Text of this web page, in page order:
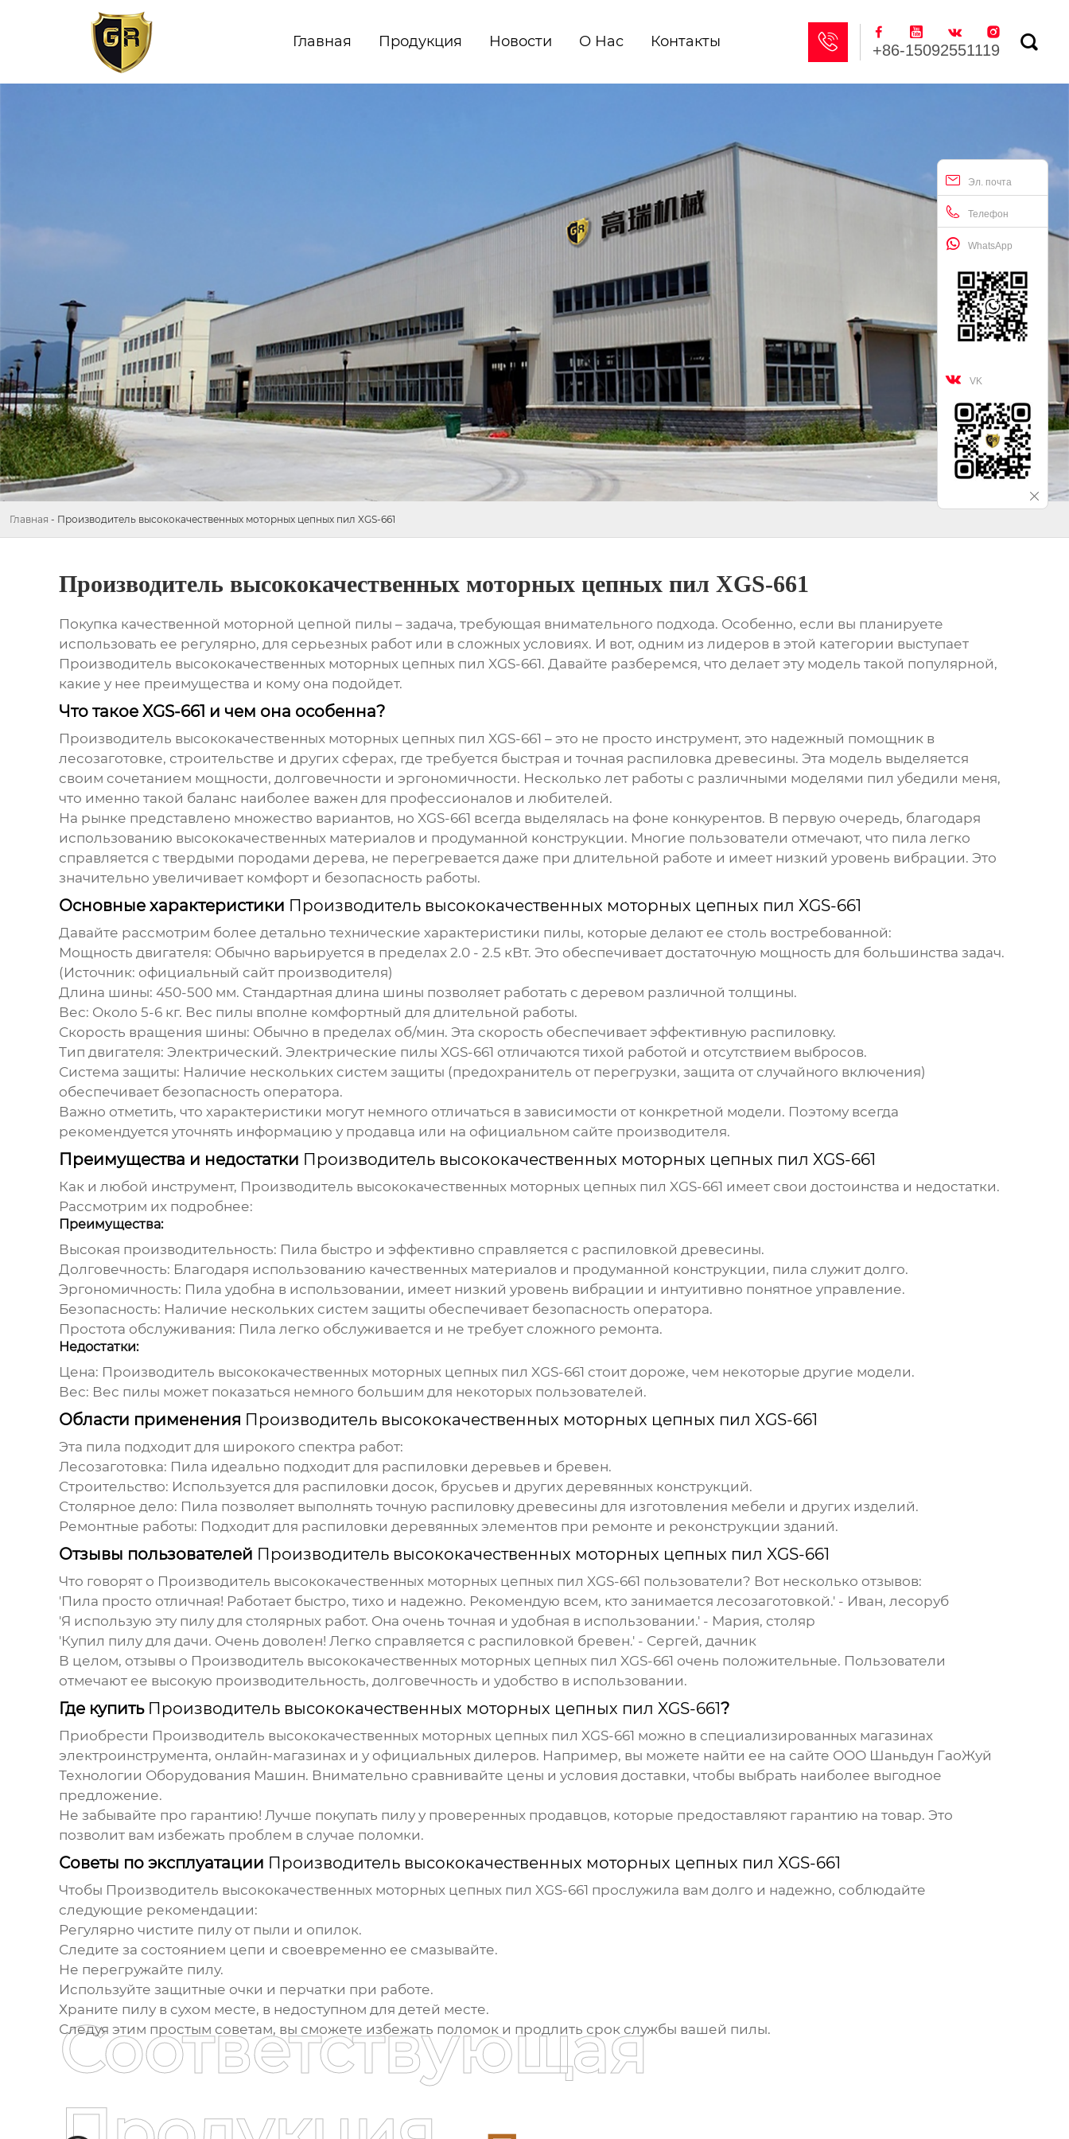
Главная Продукция Новости О Нас Контакты     
+86-15092551119 
Эл. почта
Телефон
WhatsApp
 VK
Главная - Производитель высококачественных моторных цепных пил XGS-661
Производитель высококачественных моторных цепных пил XGS-661
Покупка качественной моторной цепной пилы – задача, требующая внимательного подхода. Особенно, если вы планируете
использовать ее регулярно, для серьезных работ или в сложных условиях. И вот, одним из лидеров в этой категории выступает
Производитель высококачественных моторных цепных пил XGS-661. Давайте разберемся, что делает эту модель такой популярной,
какие у нее преимущества и кому она подойдет.
Что такое XGS-661 и чем она особенна?
Производитель высококачественных моторных цепных пил XGS-661 – это не просто инструмент, это надежный помощник в
лесозаготовке, строительстве и других сферах, где требуется быстрая и точная распиловка древесины. Эта модель выделяется
своим сочетанием мощности, долговечности и эргономичности. Несколько лет работы с различными моделями пил убедили меня,
что именно такой баланс наиболее важен для профессионалов и любителей.
На рынке представлено множество вариантов, но XGS-661 всегда выделялась на фоне конкурентов. В первую очередь, благодаря
использованию высококачественных материалов и продуманной конструкции. Многие пользователи отмечают, что пила легко
справляется с твердыми породами дерева, не перегревается даже при длительной работе и имеет низкий уровень вибрации. Это
значительно увеличивает комфорт и безопасность работы.
Основные характеристики Производитель высококачественных моторных цепных пил XGS-661
Давайте рассмотрим более детально технические характеристики пилы, которые делают ее столь востребованной:
Мощность двигателя: Обычно варьируется в пределах 2.0 - 2.5 кВт. Это обеспечивает достаточную мощность для большинства задач.
(Источник: официальный сайт производителя)
Длина шины: 450-500 мм. Стандартная длина шины позволяет работать с деревом различной толщины.
Вес: Около 5-6 кг. Вес пилы вполне комфортный для длительной работы.
Скорость вращения шины: Обычно в пределах об/мин. Эта скорость обеспечивает эффективную распиловку.
Тип двигателя: Электрический. Электрические пилы XGS-661 отличаются тихой работой и отсутствием выбросов.
Система защиты: Наличие нескольких систем защиты (предохранитель от перегрузки, защита от случайного включения)
обеспечивает безопасность оператора.
Важно отметить, что характеристики могут немного отличаться в зависимости от конкретной модели. Поэтому всегда
рекомендуется уточнять информацию у продавца или на официальном сайте производителя.
Преимущества и недостатки Производитель высококачественных моторных цепных пил XGS-661
Как и любой инструмент, Производитель высококачественных моторных цепных пил XGS-661 имеет свои достоинства и недостатки.
Рассмотрим их подробнее:
Преимущества:
Высокая производительность: Пила быстро и эффективно справляется с распиловкой древесины.
Долговечность: Благодаря использованию качественных материалов и продуманной конструкции, пила служит долго.
Эргономичность: Пила удобна в использовании, имеет низкий уровень вибрации и интуитивно понятное управление.
Безопасность: Наличие нескольких систем защиты обеспечивает безопасность оператора.
Простота обслуживания: Пила легко обслуживается и не требует сложного ремонта.
Недостатки:
Цена: Производитель высококачественных моторных цепных пил XGS-661 стоит дороже, чем некоторые другие модели.
Вес: Вес пилы может показаться немного большим для некоторых пользователей.
Области применения Производитель высококачественных моторных цепных пил XGS-661
Эта пила подходит для широкого спектра работ:
Лесозаготовка: Пила идеально подходит для распиловки деревьев и бревен.
Строительство: Используется для распиловки досок, брусьев и других деревянных конструкций.
Столярное дело: Пила позволяет выполнять точную распиловку древесины для изготовления мебели и других изделий.
Ремонтные работы: Подходит для распиловки деревянных элементов при ремонте и реконструкции зданий.
Отзывы пользователей Производитель высококачественных моторных цепных пил XGS-661
Что говорят о Производитель высококачественных моторных цепных пил XGS-661 пользователи? Вот несколько отзывов:
'Пила просто отличная! Работает быстро, тихо и надежно. Рекомендую всем, кто занимается лесозаготовкой.' - Иван, лесоруб
'Я использую эту пилу для столярных работ. Она очень точная и удобная в использовании.' - Мария, столяр
'Купил пилу для дачи. Очень доволен! Легко справляется с распиловкой бревен.' - Сергей, дачник
В целом, отзывы о Производитель высококачественных моторных цепных пил XGS-661 очень положительные. Пользователи
отмечают ее высокую производительность, долговечность и удобство в использовании.
Где купить Производитель высококачественных моторных цепных пил XGS-661?
Приобрести Производитель высококачественных моторных цепных пил XGS-661 можно в специализированных магазинах
электроинструмента, онлайн-магазинах и у официальных дилеров. Например, вы можете найти ее на сайте ООО Шаньдун ГаоЖуй
Технологии Оборудования Машин. Внимательно сравнивайте цены и условия доставки, чтобы выбрать наиболее выгодное
предложение.
Не забывайте про гарантию! Лучше покупать пилу у проверенных продавцов, которые предоставляют гарантию на товар. Это
позволит вам избежать проблем в случае поломки.
Советы по эксплуатации Производитель высококачественных моторных цепных пил XGS-661
Чтобы Производитель высококачественных моторных цепных пил XGS-661 прослужила вам долго и надежно, соблюдайте
следующие рекомендации:
Регулярно чистите пилу от пыли и опилок.
Следите за состоянием цепи и своевременно ее смазывайте.
Не перегружайте пилу.
Используйте защитные очки и перчатки при работе.
Храните пилу в сухом месте, в недоступном для детей месте.
Следуя этим простым советам, вы сможете избежать поломок и продлить срок службы вашей пилы.
Соответствующая